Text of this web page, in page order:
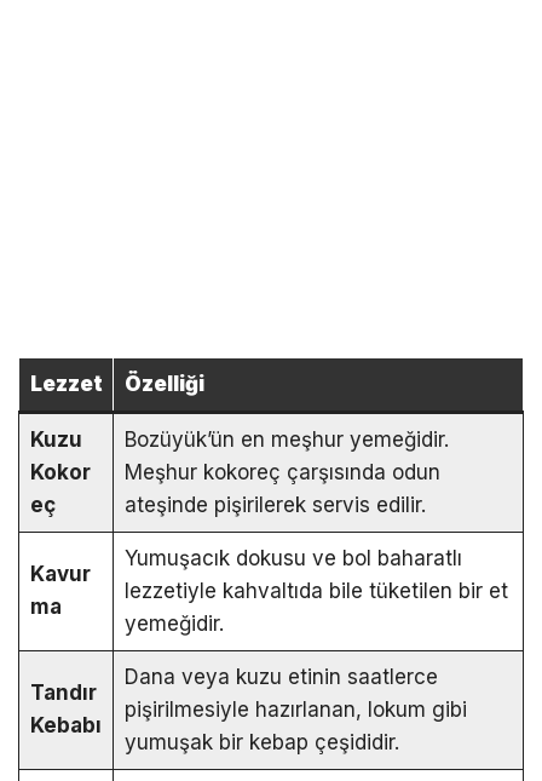
Lezzet Özelliği
Kuzu
Kokor
eç
Bozüyük’ün en meşhur yemeğidir.
Meşhur kokoreç çarşısında odun
ateşinde pişirilerek servis edilir.
Kavur
ma
Yumuşacık dokusu ve bol baharatlı
lezzetiyle kahvaltıda bile tüketilen bir et
yemeğidir.
Tandır
Kebabı
Dana veya kuzu etinin saatlerce
pişirilmesiyle hazırlanan, lokum gibi
yumuşak bir kebap çeşididir.